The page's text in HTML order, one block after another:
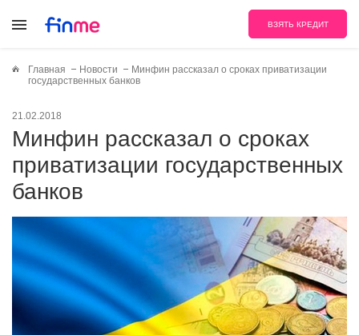
ВЗЯТЬ КРЕДИТ
Главная Новости
Минфин рассказал о сроках приватизации
государственных банков
21.02.2018
Минфин рассказал о сроках
приватизации государственных
банков